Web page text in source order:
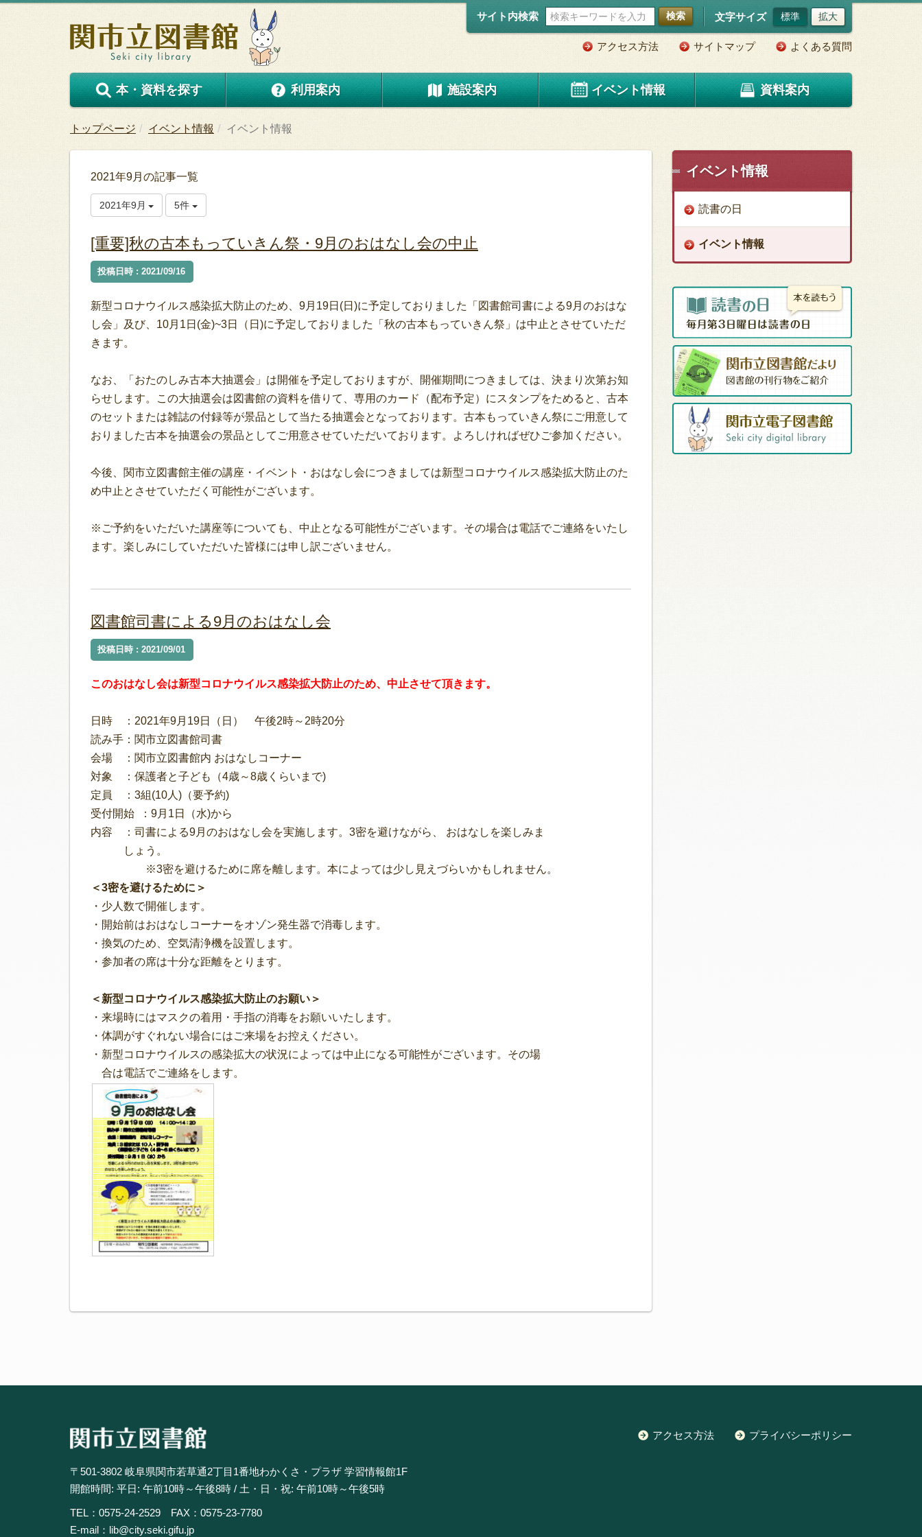
サイト内検索 検索 文字サイズ 標準 拡大
アクセス方法 サイトマップ よくある質問
本・資料を探す 利用案内 施設案内 イベント情報 資料案内
トップページ イベント情報 イベント情報
2021年9月の記事一覧
2021年9月 5件
[重要]秋の古本もっていきん祭・9月のおはなし会の中止
投稿日時 : 2021/09/16
新型コロナウイルス感染拡大防止のため、9月19日(日)に予定しておりました「図書館司書による9月のおはな
し会」及び、10月1日(金)~3日（日)に予定しておりました「秋の古本もっていきん祭」は中止とさせていただ
きます。
なお、「おたのしみ古本大抽選会」は開催を予定しておりますが、開催期間につきましては、決まり次第お知
らせします。この大抽選会は図書館の資料を借りて、専用のカード（配布予定）にスタンプをためると、古本
のセットまたは雑誌の付録等が景品として当たる抽選会となっております。古本もっていきん祭にご用意して
おりました古本を抽選会の景品としてご用意させていただいております。よろしければぜひご参加ください。
今後、関市立図書館主催の講座・イベント・おはなし会につきましては新型コロナウイルス感染拡大防止のた
め中止とさせていただく可能性がございます。
※ご予約をいただいた講座等についても、中止となる可能性がございます。その場合は電話でご連絡をいたし
ます。楽しみにしていただいた皆様には申し訳ございません。
図書館司書による9月のおはなし会
投稿日時 : 2021/09/01
このおはなし会は新型コロナウイルス感染拡大防止のため、中止させて頂きます。
日時 ：2021年9月19日（日） 午後2時～2時20分
読み手：関市立図書館司書
会場 ：関市立図書館内 おはなしコーナー
対象 ：保護者と子ども（4歳～8歳くらいまで)
定員 ：3組(10人)（要予約)
受付開始 ：9月1日（水)から
内容 ：司書による9月のおはなし会を実施します。3密を避けながら、 おはなしを楽しみま
しょう。
※3密を避けるために席を離します。本によっては少し見えづらいかもしれません。
＜3密を避けるために＞
・少人数で開催します。
・開始前はおはなしコーナーをオゾン発生器で消毒します。
・換気のため、空気清浄機を設置します。
・参加者の席は十分な距離をとります。
＜新型コロナウイルス感染拡大防止のお願い＞
・来場時にはマスクの着用・手指の消毒をお願いいたします。
・体調がすぐれない場合にはご来場をお控えください。
・新型コロナウイルスの感染拡大の状況によっては中止になる可能性がございます。その場
合は電話でご連絡をします。
イベント情報
読書の日
イベント情報
〒501-3802 岐阜県関市若草通2丁目1番地わかくさ・プラザ 学習情報館1F
開館時間: 平日: 午前10時～午後8時 / 土・日・祝: 午前10時～午後5時
TEL：0575-24-2529 FAX：0575-23-7780
E-mail：lib@city.seki.gifu.jp
アクセス方法 プライバシーポリシー